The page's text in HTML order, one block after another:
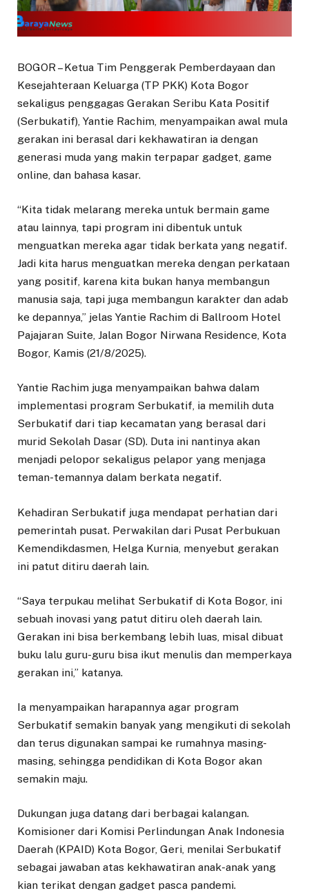
BOGOR – Ketua Tim Penggerak Pemberdayaan dan
Kesejahteraan Keluarga (TP PKK) Kota Bogor
sekaligus penggagas Gerakan Seribu Kata Positif
(Serbukatif), Yantie Rachim, menyampaikan awal mula
gerakan ini berasal dari kekhawatiran ia dengan
generasi muda yang makin terpapar gadget, game
online, dan bahasa kasar.
“Kita tidak melarang mereka untuk bermain game
atau lainnya, tapi program ini dibentuk untuk
menguatkan mereka agar tidak berkata yang negatif.
Jadi kita harus menguatkan mereka dengan perkataan
yang positif, karena kita bukan hanya membangun
manusia saja, tapi juga membangun karakter dan adab
ke depannya,” jelas Yantie Rachim di Ballroom Hotel
Pajajaran Suite, Jalan Bogor Nirwana Residence, Kota
Bogor, Kamis (21/8/2025).
Yantie Rachim juga menyampaikan bahwa dalam
implementasi program Serbukatif, ia memilih duta
Serbukatif dari tiap kecamatan yang berasal dari
murid Sekolah Dasar (SD). Duta ini nantinya akan
menjadi pelopor sekaligus pelapor yang menjaga
teman-temannya dalam berkata negatif.
Kehadiran Serbukatif juga mendapat perhatian dari
pemerintah pusat. Perwakilan dari Pusat Perbukuan
Kemendikdasmen, Helga Kurnia, menyebut gerakan
ini patut ditiru daerah lain.
“Saya terpukau melihat Serbukatif di Kota Bogor, ini
sebuah inovasi yang patut ditiru oleh daerah lain.
Gerakan ini bisa berkembang lebih luas, misal dibuat
buku lalu guru-guru bisa ikut menulis dan memperkaya
gerakan ini,” katanya.
Ia menyampaikan harapannya agar program
Serbukatif semakin banyak yang mengikuti di sekolah
dan terus digunakan sampai ke rumahnya masing-
masing, sehingga pendidikan di Kota Bogor akan
semakin maju.
Dukungan juga datang dari berbagai kalangan.
Komisioner dari Komisi Perlindungan Anak Indonesia
Daerah (KPAID) Kota Bogor, Geri, menilai Serbukatif
sebagai jawaban atas kekhawatiran anak-anak yang
kian terikat dengan gadget pasca pandemi.